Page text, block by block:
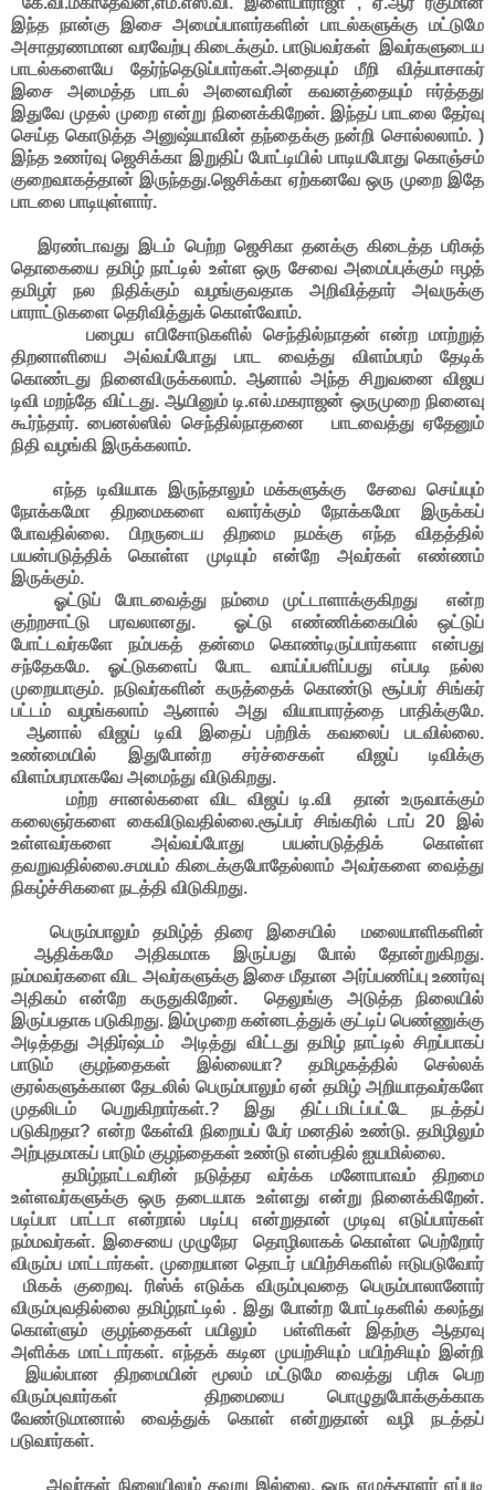
இந்த நான்கு இசை அமைப்பாளர்களின் பாடல்களுக்கு மட்டுமே
அசாதரணமான வரவேற்பு கிடைக்கும். பாடுபவர்கள் இவர்களுடைய
பாடல்களையே தேர்ந்தெடுப்பார்கள்.அதையும் மீறி வித்யாசாகர்
இசை அமைத்த பாடல் அனைவரின் கவனத்தையும் ஈர்த்தது
இதுவே முதல் முறை என்று நினைக்கிறேன். இந்தப் பாடலை தேர்வு
செய்த கொடுத்த அனுஷ்யாவின் தந்தைக்கு நன்றி சொல்லலாம். )
இந்த உணர்வு ஜெசிக்கா இறுதிப் போட்டியில் பாடியபோது கொஞ்சம்
குறைவாகத்தான் இருந்தது.ஜெசிக்கா ஏற்கனவே ஒரு முறை இதே
பாடலை பாடியுள்ளார்.
இரண்டாவது இடம் பெற்ற ஜெசிகா தனக்கு கிடைத்த பரிசுத்
தொகையை தமிழ் நாட்டில் உள்ள ஒரு சேவை அமைப்புக்கும் ஈழத்
தமிழர் நல நிதிக்கும் வழங்குவதாக அறிவித்தார் அவருக்கு
பாராட்டுகளை தெரிவித்துக் கொள்வோம்.
பழைய எபிசோடுகளில் செந்தில்நாதன் என்ற மாற்றுத்
திறனாளியை அவ்வப்போது பாட வைத்து விளம்பரம் தேடிக்
கொண்டது நினைவிருக்கலாம். ஆனால் அந்த சிறுவனை விஜய
டிவி மறந்தே விட்டது. ஆயினும் டி.எல்.மகராஜன் ஒருமுறை நினைவு
கூர்ந்தார். பைனல்ஸில் செந்தில்நாதனை பாடவைத்து ஏதேனும்
நிதி வழங்கி இருக்கலாம்.
எந்த டிவியாக இருந்தாலும் மக்களுக்கு சேவை செய்யும்
நோக்கமோ திறமைகளை வளர்க்கும் நோக்கமோ இருக்கப்
போவதில்லை. பிறருடைய திறமை நமக்கு எந்த விதத்தில்
பயன்படுத்திக் கொள்ள முடியும் என்றே அவர்கள் எண்ணம்
இருக்கும்.
ஓட்டுப் போடவைத்து நம்மை முட்டாளாக்குகிறது என்ற
குற்றசாட்டு பரவலானது. ஓட்டு எண்ணிக்கையில் ஒட்டுப்
போட்டவர்களே நம்பகத் தன்மை கொண்டிருப்பார்களா என்பது
சந்தேகமே. ஓட்டுகளைப் போட வாய்ப்பளிப்பது எப்படி நல்ல
முறையாகும். நடுவர்களின் கருத்தைக் கொண்டு சூப்பர் சிங்கர்
பட்டம் வழங்கலாம் ஆனால் அது வியாபாரத்தை பாதிக்குமே.
ஆனால் விஜய் டிவி இதைப் பற்றிக் கவலைப் படவில்லை.
உண்மையில் இதுபோன்ற சர்ச்சைகள் விஜய் டிவிக்கு
விளம்பரமாகவே அமைந்து விடுகிறது.
மற்ற சானல்களை விட விஜய் டி.வி தான் உருவாக்கும்
கலைஞர்களை கைவிடுவதில்லை.சூப்பர் சிங்கரில் டாப் 20 இல்
உள்ளவர்களை அவ்வப்போது பயன்படுத்திக் கொள்ள
தவறுவதில்லை.சமயம் கிடைக்குபோதேல்லாம் அவர்களை வைத்து
நிகழ்ச்சிகளை நடத்தி விடுகிறது.
பெரும்பாலும் தமிழ்த் திரை இசையில் மலையாளிகளின்
ஆதிக்கமே அதிகமாக இருப்பது போல் தோன்றுகிறது.
நம்மவர்களை விட அவர்களுக்கு இசை மீதான அர்ப்பணிப்பு உணர்வு
அதிகம் என்றே கருதுகிறேன். தெலுங்கு அடுத்த நிலையில்
இருப்பதாக படுகிறது. இம்முறை கன்னடத்துக் குட்டிப் பெண்ணுக்கு
அடித்தது அதிர்ஷ்டம் அடித்து விட்டது தமிழ் நாட்டில் சிறப்பாகப்
பாடும் குழந்தைகள் இல்லையா? தமிழகத்தில் செல்லக்
குரல்களுக்கான தேடலில் பெரும்பாலும் ஏன் தமிழ் அறியாதவர்களே
முதலிடம் பெறுகிறார்கள்.? இது திட்டமிடப்பட்டே நடத்தப்
படுகிறதா? என்ற கேள்வி நிறையப் பேர் மனதில் உண்டு. தமிழிலும்
அற்புதமாகப் பாடும் குழந்தைகள் உண்டு என்பதில் ஐயமில்லை.
தமிழ்நாட்டவரின் நடுத்தர வர்க்க மனோபாவம் திறமை
உள்ளவர்களுக்கு ஒரு தடையாக உள்ளது என்று நினைக்கிறேன்.
படிப்பா பாட்டா என்றால் படிப்பு என்றுதான் முடிவு எடுப்பார்கள்
நம்மவர்கள். இசையை முழுநேர தொழிலாகக் கொள்ள பெற்றோர்
விரும்ப மாட்டார்கள். முறையான தொடர் பயிற்சிகளில் ஈடுபடுவோர்
மிகக் குறைவு. ரிஸ்க் எடுக்க விரும்புவதை பெரும்பாலானோர்
விரும்புவதில்லை தமிழ்நாட்டில் . இது போன்ற போட்டிகளில் கலந்து
கொள்ளும் குழந்தைகள் பயிலும் பள்ளிகள் இதற்கு ஆதரவு
அளிக்க மாட்டார்கள். எந்தக் கடின முயற்சியும் பயிற்சியும் இன்றி
இயல்பான திறமையின் மூலம் மட்டுமே வைத்து பரிசு பெற
விரும்புவார்கள் திறமையை பொழுதுபோக்குக்காக
வேண்டுமானால் வைத்துக் கொள் என்றுதான் வழி நடத்தப்
படுவார்கள்.
அவர்கள் நிலையிலும் தவறு இல்லை. ஒரு எழுத்தாளர் எப்படி